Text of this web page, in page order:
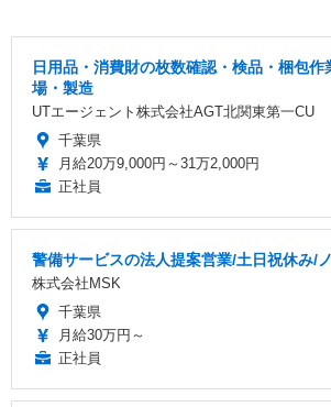
日用品・消費財の枚数確認・検品・梱包
場・製造
UTエージェント株式会社AGT北関東第一CU
千葉県
月給20万9,000円～31万2,000円
正社員
警備サービスの法人提案営業/土日祝休み/
株式会社MSK
千葉県
月給30万円～
正社員